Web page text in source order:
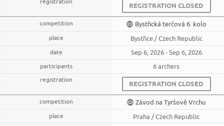
REGISTRATION CLOSED
Bystřická terčová 6. kolo
Bystřice / Czech Republic
Sep 6, 2026 - Sep 6, 2026
6 archers
REGISTRATION CLOSED
Závod na Tyršově Vrchu
Praha / Czech Republic